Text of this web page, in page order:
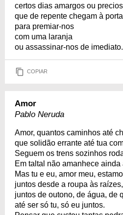
certos dias amargos ou
que de repente chegam à porta
para premiar-nos
com uma laranja
ou assassinar-nos de imediato.
COPIAR
Amor
Pablo Neruda
Amor, quantos caminhos até
que solidão errante até tua
Seguem os trens sozinhos
Em taltal não amanhece ainda
Mas tu e eu, amor meu,
juntos desde a roupa às raízes,
juntos de outono, de água, de
até ser só tu, só eu juntos.